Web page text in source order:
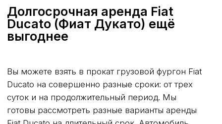
О нас
Лада Ларгус
Fiat Doblo
Фургоны цельнометалические
Citroen Jumpy